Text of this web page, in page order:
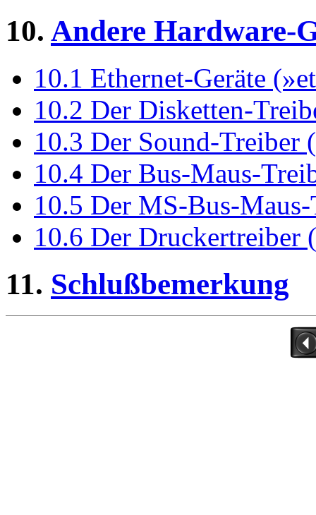
10. Andere Hardware-
10.1 Ethernet-Geräte
10.2 Der Disketten-
10.3 Der Sound-Treiber
10.4 Der Bus-Maus-
10.5 Der MS-Bus-
10.6 Der Druckertreiber
11. Schlußbemerkung